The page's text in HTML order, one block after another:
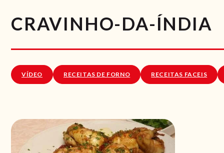
CRAVINHO-DA-ÍNDIA
VÍDEO RECEITAS DE FORNO RECEITAS FACEIS